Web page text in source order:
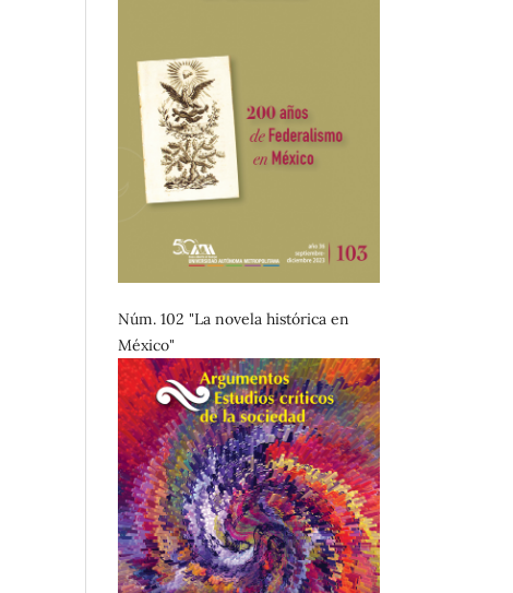
Núm. 102 "La novela histórica en
México"